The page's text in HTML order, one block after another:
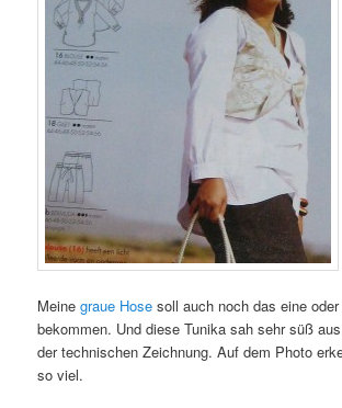
Meinegraue Hose soll auch noch das eine
bekommen. Und diese Tunika sah sehr süß
der technischen Zeichnung. Auf dem Photo
so viel.